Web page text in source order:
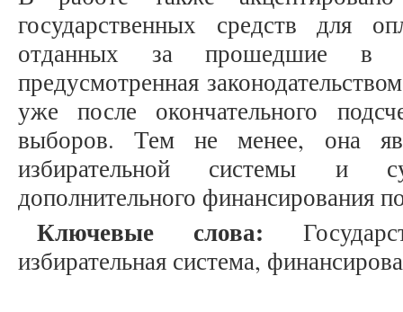
государственных средств для
отданных за прошедшие в
предусмотренная
уже после окончательного
выборов. Тем не менее, она
избирательной системы и
дополнительного финансирования
Ключевые слова:
избирательная система,